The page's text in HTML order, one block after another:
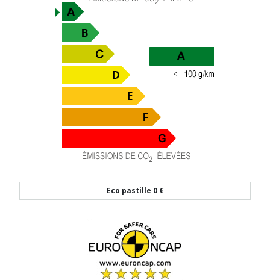
Eco pastille 0 €